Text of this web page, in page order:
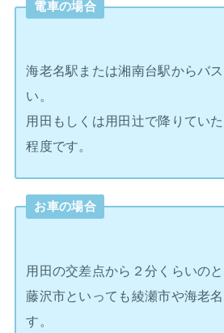
電車の場合
海老名駅または湘南台駅からバ
い。
用田もしくは用田辻で降りてい
程度です。
お車の場合
用田の交差点から２分くらいの
藤沢市といっても綾瀬市や海老
す。